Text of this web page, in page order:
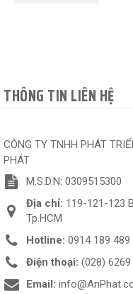
THÔNG TIN LIÊN HỆ
CÔNG TY TNHH PHÁT
PHÁT
M.S.D.N: 0309515300
Địa chỉ: 119-121-123
Tp.HCM
Hotline: 0914 189 489
Điện thoại: (028)
Email: